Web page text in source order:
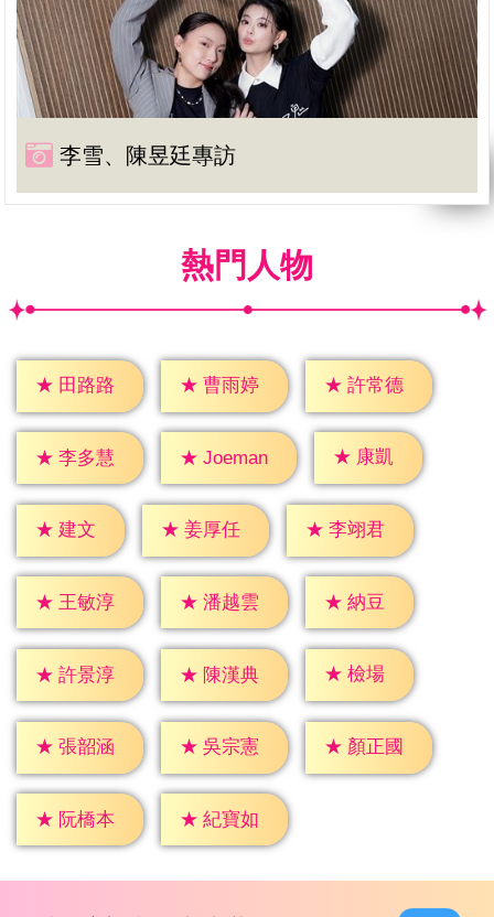
李雪、陳昱廷專訪
熱門人物
★ 田路路 ★ 曹雨婷 ★ 許常德
★ 李多慧 ★ Joeman ★ 康凱
★ 建文 ★ 姜厚任 ★ 李翊君
★ 王敏淳 ★ 潘越雲 ★ 納豆
★ 許景淳 ★ 陳漢典 ★ 檢場
★ 張韶涵 ★ 吳宗憲 ★ 顏正國
★ 阮橋本 ★ 紀寶如